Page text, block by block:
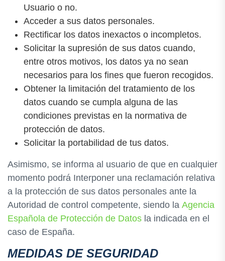
Usuario o no.
Acceder a sus datos personales.
Rectificar los datos inexactos o incompletos.
Solicitar la supresión de sus datos cuando,
entre otros motivos, los datos ya no sean
necesarios para los fines que fueron recogidos.
Obtener la limitación del tratamiento de los
datos cuando se cumpla alguna de las
condiciones previstas en la normativa de
protección de datos.
Solicitar la portabilidad de tus datos.
Asimismo, se informa al usuario de que en cualquier
momento podrá Interponer una reclamación relativa
a la protección de sus datos personales ante la
Autoridad de control competente, siendo la Agencia
Española de Protección de Datos la indicada en el
caso de España.
MEDIDAS DE SEGURIDAD